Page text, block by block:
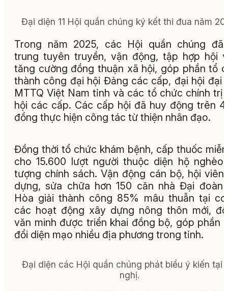
Đại diện 11 Hội quần chúng ký kết thi đua năm
Trong năm 2025, các Hội quần chúng đã
trung tuyên truyền, vận động, tập hợp hội
tăng cường đồng thuận xã hội, góp phần tổ
thành công đại hội Đảng các cấp, đại hội đại
MTTQ Việt Nam tỉnh và các tổ chức chính trị
hội các cấp. Các cấp hội đã huy động trên
đồng thực hiện công tác từ thiện nhân đạo.
Đồng thời tổ chức khám bệnh, cấp thuốc
cho 15.600 lượt người thuộc diện hộ
tượng chính sách. Vận động cán bộ, hội viên
dựng, sửa chữa hơn 150 căn nhà Đại đoàn
Hòa giải thành công 85% mâu thuẫn tại
các hoạt động xây dựng nông thôn mới,
văn minh được triển khai đồng bộ, góp phần
đổi diện mạo nhiều địa phương trong tỉnh.
Đại diện các Hội quần chúng phát biểu ý kiến tại
nghị.